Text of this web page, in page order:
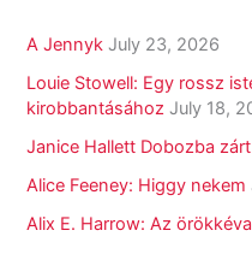
A Jennyk July 23, 2026
Louie Stowell: Egy ​rossz
kirobbantásához July 18,
Janice Hallett Dobozba
Alice Feeney: Higgy nekem
Alix E. Harrow: Az